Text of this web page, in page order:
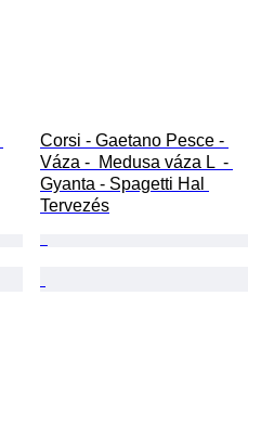
Corsi - Gaetano Pesce -
Váza -  Medusa váza L  -
Gyanta - Spagetti Hal
Tervezés